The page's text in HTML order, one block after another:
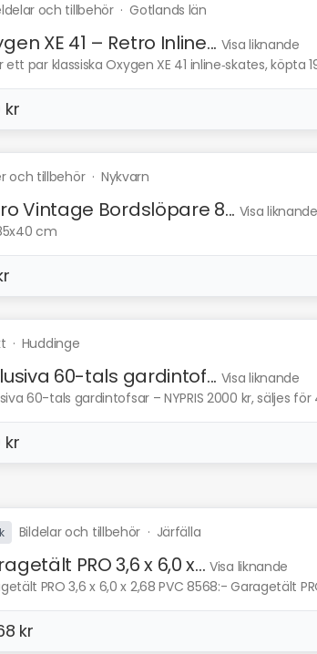
och tillbehör·Gotlands län
XE 41 – Retro Inline... Visa liknande
ett par klassiska Oxygen XE 41 inline‑skates, köpta
kr
och tillbehör· Nykvarn
Vintage Bordslöpare 8... Visa liknande
cm
· Huddinge
60-tals gardintof... Visa liknande
60-tals gardintofsar – NYPRIS 2000 kr, säljes för
kr
Bildelar och tillbehör · Järfälla
PRO 3,6 x 6,0 x... Visa liknande
PRO 3,6 x 6,0 x 2,68 PVC 8568:- Garagetält
kr